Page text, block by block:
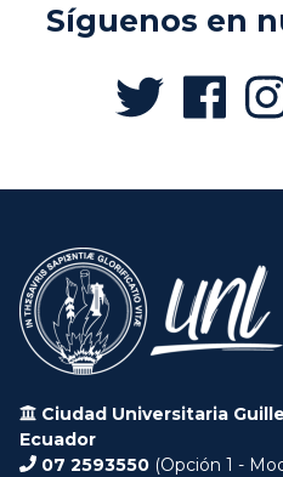
Síguenos en
Ciudad Universitaria
Ecuador
07 2593550 (Opción 1 -